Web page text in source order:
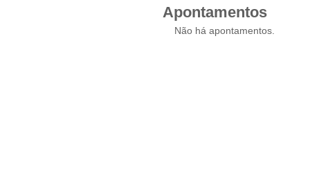
Apontamentos
Não há apontamentos.